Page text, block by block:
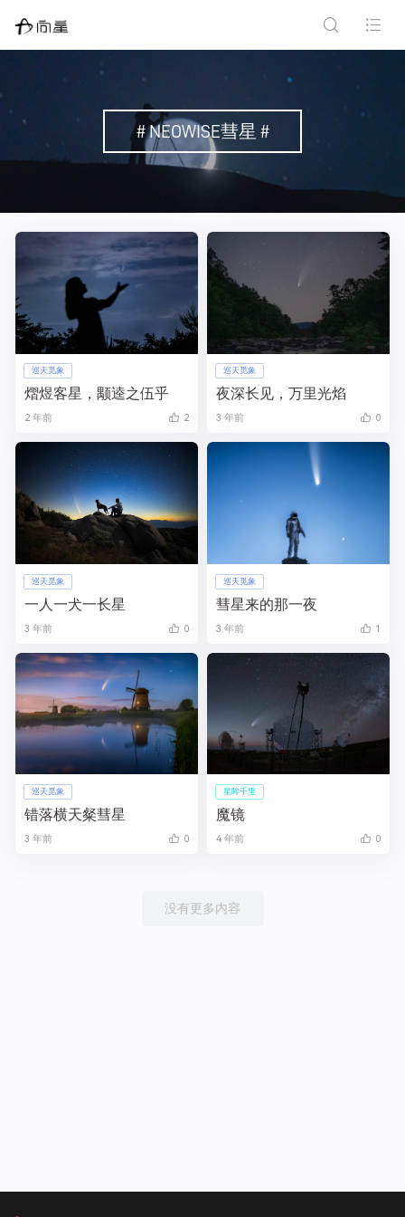
# NEOWISE彗星 #
巡天觅象
熠煜客星，颙逵之伍乎
2 年前 2
巡天觅象
夜深长见，万里光焰
3 年前 0
巡天觅象
一人一犬一长星
3 年前 0
巡天觅象
彗星来的那一夜
3 年前 1
巡天觅象
错落横天粲彗星
3 年前 0
星眸千里
魔镜
4 年前 0
没有更多内容